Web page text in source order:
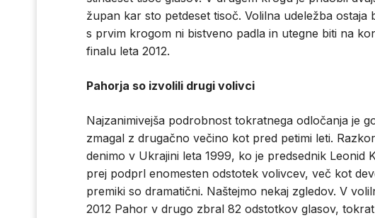
župan kar sto petdeset tisoč. Volilna udeležba ostaja
s prvim krogom ni bistveno padla in utegne biti na
finalu leta 2012.
Pahorja so izvolili drugi volivci
Najzanimivejša podrobnost tokratnega odločanja je
zmagal z drugačno večino kot pred petimi leti.
denimo v Ukrajini leta 1999, ko je predsednik Leonid
prej podprl enomesten odstotek volivcev, več kot
premiki so dramatični. Naštejmo nekaj zgledov. V
2012 Pahor v drugo zbral 82 odstotkov glasov,